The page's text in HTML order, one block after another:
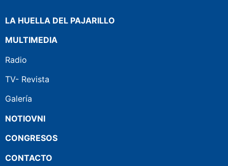
LA HUELLA DEL PAJARILLO
MULTIMEDIA
Radio
TV- Revista
Galería
NOTIOVNI
CONGRESOS
CONTACTO